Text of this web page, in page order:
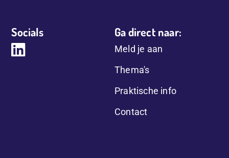
Ga direct naar:
Meld je aan
Thema's
Praktische info
Contact
Socials